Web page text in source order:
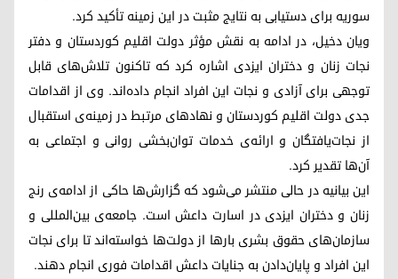
سوریه برای دستیابی به نتایج مثبت در این زمینه تأکید کرد.
ویان دخیل، در ادامه به نقش مؤثر دولت اقلیم کوردستان و دفتر
نجات زنان و دختران ایزدی اشاره کرد که تاکنون تلاش‌های قابل
توجهی برای آزادی و نجات این افراد انجام داده‌اند. وی از اقدامات
جدی دولت اقلیم کوردستان و نهادهای مرتبط در زمینه‌ی استقبال
از نجات‌یافتگان و ارائه‌ی خدمات توان‌بخشی روانی و اجتماعی به
آن‌ها تقدیر کرد.
این بیانیه در حالی منتشر می‌شود که گزارش‌ها حاکی از ادامه‌ی رنج
زنان و دختران ایزدی در اسارت داعش است. جامعه‌ی بین‌المللی و
سازمان‌های حقوق بشری بارها از دولت‌ها خواسته‌اند تا برای نجات
این افراد و پایان‌دادن به جنایات داعش اقدامات فوری انجام دهند.